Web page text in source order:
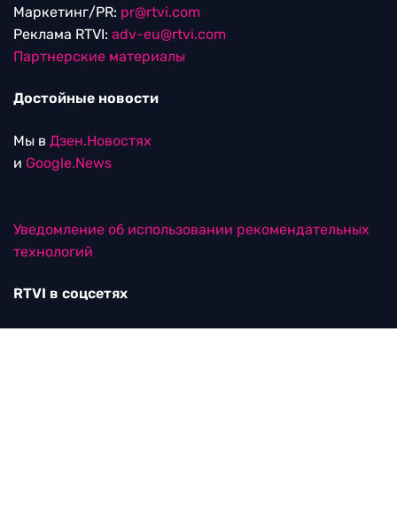
Маркетинг/PR: pr@rtvi.com
Реклама RTVI: adv-eu@rtvi.com
Партнерские материалы
Достойные новости
Мы в Дзен.Новостях
и Google.News
Уведомление об использовании рекомендательных
технологий
RTVI в соцсетях